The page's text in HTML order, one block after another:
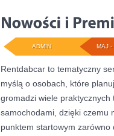
MAJ -
ADMIN
Rentdabcar to tematyczny
myślą o osobach, które
gromadzi wiele praktycznych
samochodami, dzięki czemu
punktem startowym